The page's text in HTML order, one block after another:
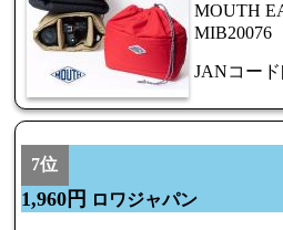
MOUTH
MIB20076
JANコード
7位
1,960円 ロワジャパン